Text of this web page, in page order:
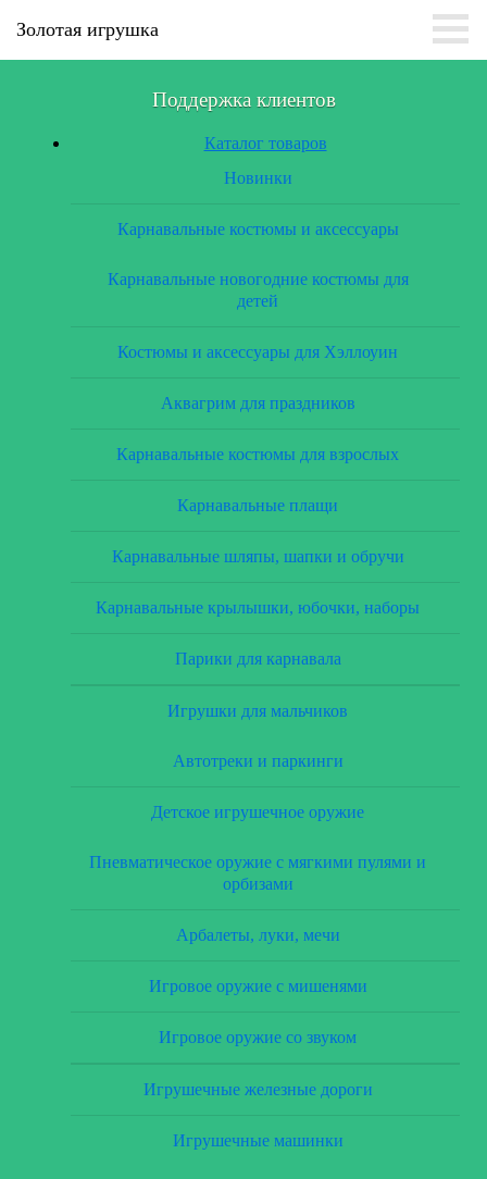
Золотая игрушка
Поддержка клиентов
Каталог товаров
Новинки
Карнавальные костюмы и аксессуары
Карнавальные новогодние костюмы для
детей
Костюмы и аксессуары для Хэллоуин
Аквагрим для праздников
Карнавальные костюмы для взрослых
Карнавальные плащи
Карнавальные шляпы, шапки и обручи
Карнавальные крылышки, юбочки, наборы
Парики для карнавала
Игрушки для мальчиков
Автотреки и паркинги
Детское игрушечное оружие
Пневматическое оружие с мягкими пулями и
орбизами
Арбалеты, луки, мечи
Игровое оружие с мишенями
Игровое оружие со звуком
Игрушечные железные дороги
Игрушечные машинки